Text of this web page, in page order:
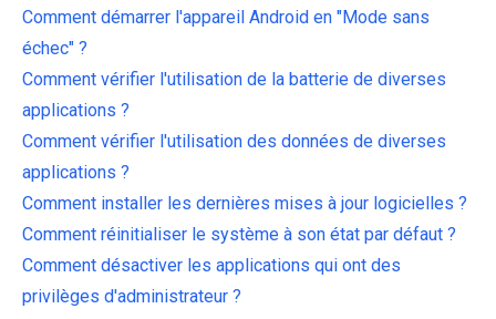
Comment démarrer l'appareil Android en "Mode sans
échec" ?
Comment vérifier l'utilisation de la batterie de diverses
applications ?
Comment vérifier l'utilisation des données de diverses
applications ?
Comment installer les dernières mises à jour logicielles ?
Comment réinitialiser le système à son état par défaut ?
Comment désactiver les applications qui ont des
privilèges d'administrateur ?